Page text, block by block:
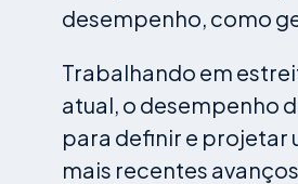
desempenho, como
Trabalhando em
atual, o desempenho
para definir e projetar
mais recentes